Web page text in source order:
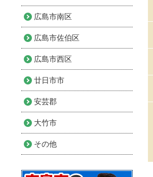
広島市南区
広島市佐伯区
広島市西区
廿日市市
安芸郡
大竹市
その他